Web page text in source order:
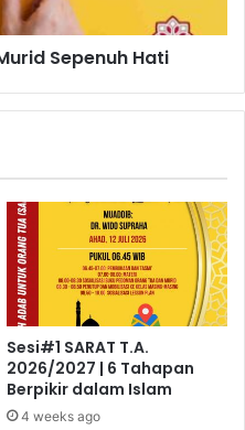
Sepenuh Hati
Sesi#1 SARAT T.A.
2026/2027 | 6 Tahapan
Berpikir dalam Islam
4 weeks ago